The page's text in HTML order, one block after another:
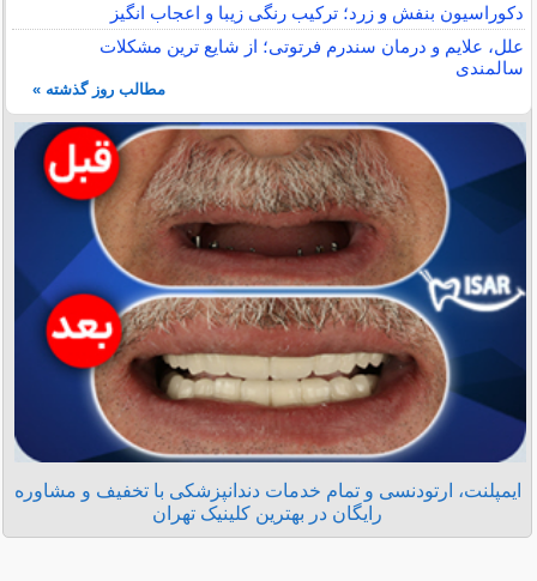
دکوراسیون بنفش و زرد؛ ترکیب رنگی زیبا و اعجاب انگیز
علل، علایم و درمان سندرم فرتوتی؛ از شایع ترین مشکلات
سالمندی
مطالب روز گذشته »
ایمپلنت، ارتودنسی و تمام خدمات دندانپزشکی با تخفیف و مشاوره
رایگان در بهترین کلینیک تهران